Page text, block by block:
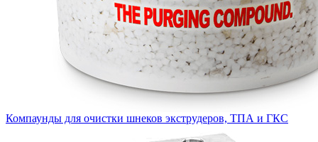
Компаунды для очистки шнеков экструдеров, ТПА и ГКС